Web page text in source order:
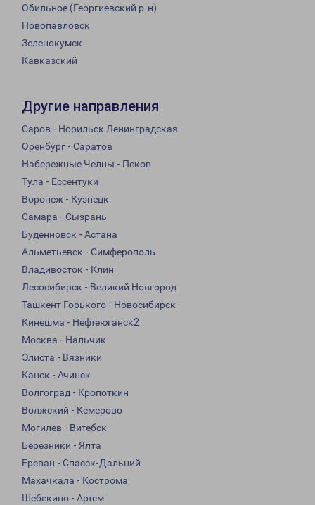
Обильное (Георгиевский р-н)
Новопавловск
Зеленокумск
Кавказский
Другие направления
Саров - Норильск Ленинградская
Оренбург - Саратов
Набережные Челны - Псков
Тула - Ессентуки
Воронеж - Кузнецк
Самара - Сызрань
Буденновск - Астана
Альметьевск - Симферополь
Владивосток - Клин
Лесосибирск - Великий Новгород
Ташкент Горького - Новосибирск
Кинешма - Нефтеюганск2
Москва - Нальчик
Элиста - Вязники
Канск - Ачинск
Волгоград - Кропоткин
Волжский - Кемерово
Могилев - Витебск
Березники - Ялта
Ереван - Спасск-Дальний
Махачкала - Кострома
Шебекино - Артем